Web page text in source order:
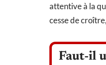
attentive à la
cesse de
Faut-il